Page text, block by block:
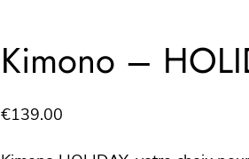
Kimono –
€139.00